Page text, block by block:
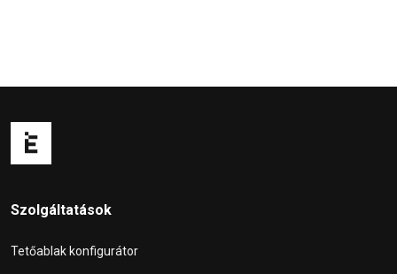
Szolgáltatások
Tetőablak konfigurátor